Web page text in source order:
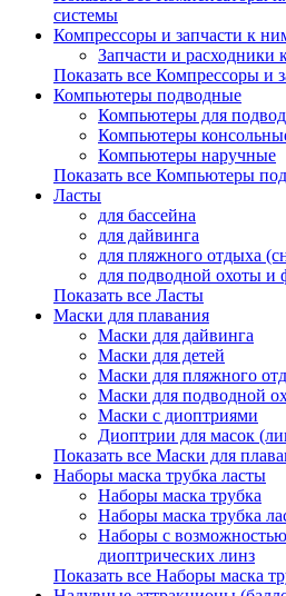
системы
Компрессоры и запчасти к
Запчасти и расходники
Показать все Компрессоры и
Компьютеры подводные
Компьютеры для
Компьютеры
Компьютеры наручные
Показать все Компьютеры
Ласты
для бассейна
для дайвинга
для пляжного отдыха
для подводной охоты и
Показать все Ласты
Маски для плавания
Маски для дайвинга
Маски для детей
Маски для пляжного
Маски для подводной
Маски с диоптриями
Диоптрии для масок
Показать все Маски для
Наборы маска трубка ласты
Наборы маска трубка
Наборы маска трубка
Наборы с
диоптрических линз
Показать все Наборы маска